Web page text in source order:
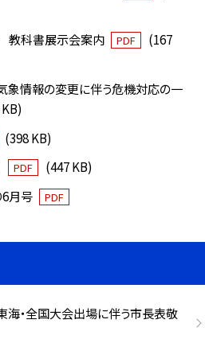
教科書展示会案内
PDF
(167
象情報の変更に伴う危機対応の一
(398 KB)
PDF
(447 KB)
月号
PDF
・全国大会出場に伴う市長表敬